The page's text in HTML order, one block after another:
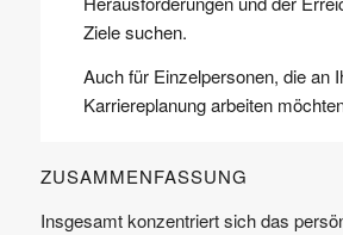
Ziele suchen.
Auch für Einzelpersonen, die an
Karriereplanung arbeiten
ZUSAMMENFASSUNG
Insgesamt konzentriert sich das